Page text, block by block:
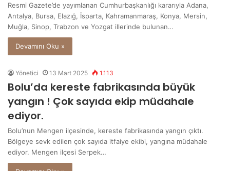
Resmi Gazete’de yayımlanan Cumhurbaşkanlığı kararıyla Adana,
Antalya, Bursa, Elazığ, İsparta, Kahramanmaraş, Konya, Mersin,
Muğla, Sinop, Trabzon ve Yozgat illerinde bulunan…
Devamını Oku »
Yönetici 13 Mart 2025 1.113
Bolu’da kereste fabrikasında büyük
yangın ! Çok sayıda ekip müdahale
ediyor.
Bolu’nun Mengen ilçesinde, kereste fabrikasında yangın çıktı.
Bölgeye sevk edilen çok sayıda itfaiye ekibi, yangına müdahale
ediyor. Mengen ilçesi Serpek…